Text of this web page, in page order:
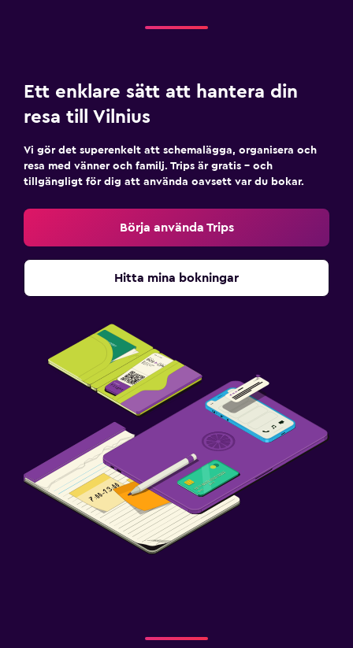
Ett enklare sätt att hantera din
resa till Vilnius
Vi gör det superenkelt att schemalägga, organisera och
resa med vänner och familj. Trips är gratis – och
tillgängligt för dig att använda oavsett var du bokar.
Börja använda Trips
Hitta mina bokningar